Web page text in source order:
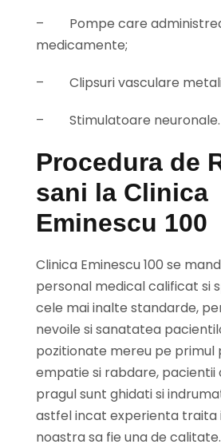
–
Pompe care
medicamente;
– Clipsuri vasculare
– Stimulatoare neuronale.
Procedura de
sani la Clinica
Eminescu 100
Clinica Eminescu 100 se
personal medical calificat si
cele mai inalte standarde,
nevoile si sanatatea
pozitionate mereu pe primul
empatie si rabdare,
pragul sunt ghidati si
astfel incat experienta traita
noastra sa fie una de